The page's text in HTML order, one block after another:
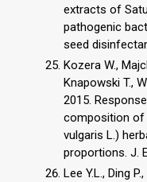
extracts of
pathogenic
seed
Kozera W.,
Knapowski T.,
2015.
composition of
vulgaris L.)
proportions. J.
Lee Y.L., Ding